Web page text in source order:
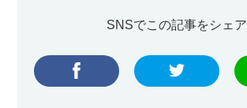
SNSでこの記事をシェア